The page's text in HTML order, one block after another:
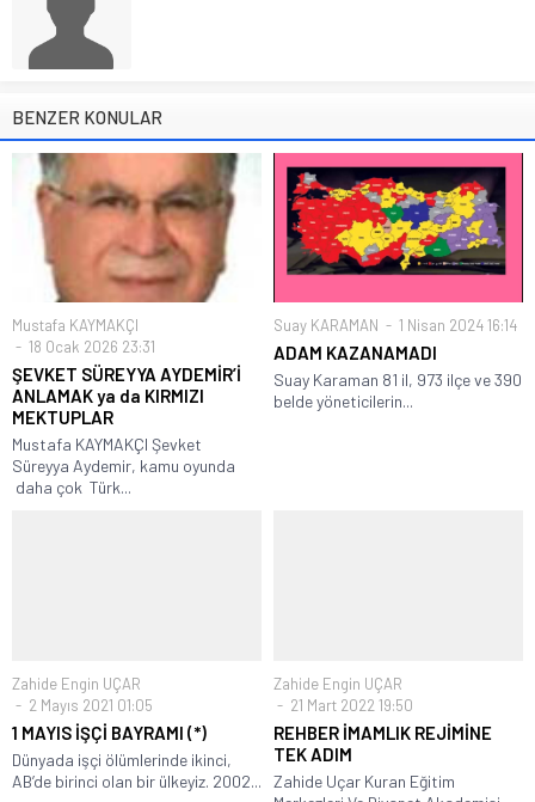
BENZER KONULAR
Mustafa KAYMAKÇI
18 Ocak 2026 23:31
ŞEVKET SÜREYYA AYDEMİR’İ
ANLAMAK ya da KIRMIZI
MEKTUPLAR
Mustafa KAYMAKÇI Şevket
Süreyya Aydemir, kamu oyunda
daha çok Türk...
Suay KARAMAN 1 Nisan 2024 16:14
ADAM KAZANAMADI
Suay Karaman 81 il, 973 ilçe ve 390
belde yöneticilerin...
Zahide Engin UÇAR
2 Mayıs 2021 01:05
1 MAYIS İŞÇİ BAYRAMI (*)
Dünyada işçi ölümlerinde ikinci,
AB’de birinci olan bir ülkeyiz. 2002...
Zahide Engin UÇAR
21 Mart 2022 19:50
REHBER İMAMLIK REJİMİNE
TEK ADIM
Zahide Uçar Kuran Eğitim